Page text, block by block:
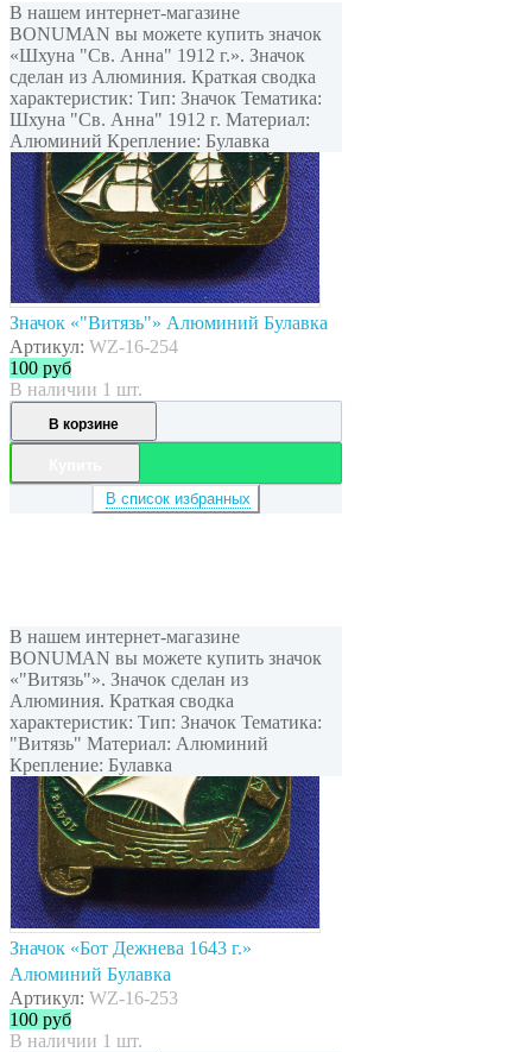
В нашем интернет-магазине
BONUMAN вы можете купить значок
«Шхуна "Св. Анна" 1912 г.». Значок
сделан из Алюминия. Краткая сводка
характеристик: Тип: Значок Тематика:
Шхуна "Св. Анна" 1912 г. Материал:
Алюминий Крепление: Булавка
Значок «"Витязь"» Алюминий Булавка
Артикул: WZ-16-254
100 руб
В наличии 1 шт.
В корзине
В список избранных
В нашем интернет-магазине
BONUMAN вы можете купить значок
«"Витязь"». Значок сделан из
Алюминия. Краткая сводка
характеристик: Тип: Значок Тематика:
"Витязь" Материал: Алюминий
Крепление: Булавка
Значок «Бот Дежнева 1643 г.»
Алюминий Булавка
Артикул: WZ-16-253
100 руб
В наличии 1 шт.